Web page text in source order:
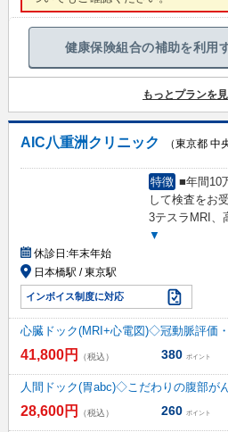
健康保険組合の補助を利用
もっとプランを
AIC八重洲クリニック
（東京都 中
特徴 ■年間10
して検査をお
3テスラMRI、
▼
休診日:年末年始
日本橋駅 / 東京駅
インボイス制度に対応
心臓ドック(MRI+心電図)◇冠動脈評価
41,800円 （税込） 380 ポイント
人間ドック(胃abc)◇こだわりの腹部が
28,600円 （税込） 260 ポイント